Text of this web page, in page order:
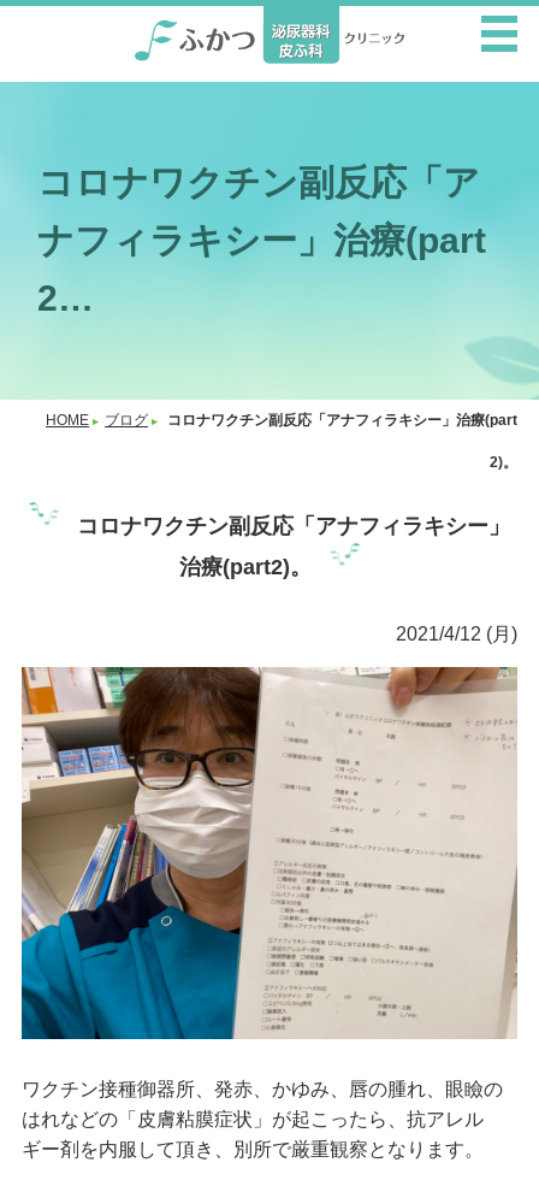
コロナワクチン副反応「ア
ナフィラキシー」治療(part
2…
HOME ブログ コロナワクチン副反応「アナフィラキシー」治療(part
2)。
コロナワクチン副反応「アナフィラキシー」
治療(part2)。
2021/4/12 (月)
ワクチン接種御器所、発赤、かゆみ、唇の腫れ、眼瞼の
はれなどの「皮膚粘膜症状」が起こったら、抗アレル
ギー剤を内服して頂き、別所で厳重観察となります。